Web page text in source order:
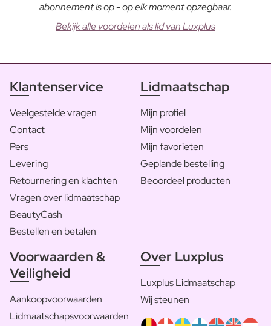
abonnement is op - op elk moment opzegbaar.
Bekijk alle voordelen als lid van Luxplus
Klantenservice
Veelgestelde vragen
Contact
Pers
Levering
Retournering en klachten
Vragen over lidmaatschap
BeautyCash
Bestellen en betalen
Lidmaatschap
Mijn profiel
Mijn voordelen
Mijn favorieten
Geplande bestelling
Beoordeel producten
Voorwaarden &
Veiligheid
Aankoopvoorwaarden
Lidmaatschapsvoorwaarden
Over Luxplus
Luxplus Lidmaatschap
Wij steunen